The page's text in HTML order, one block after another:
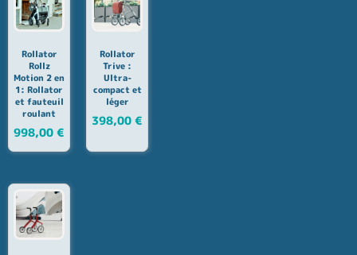
Rollator
Rollz
Motion 2 en
1: Rollator
et fauteuil
roulant
998,00 €
Rollator
Trive :
Ultra-
compact et
léger
398,00 €